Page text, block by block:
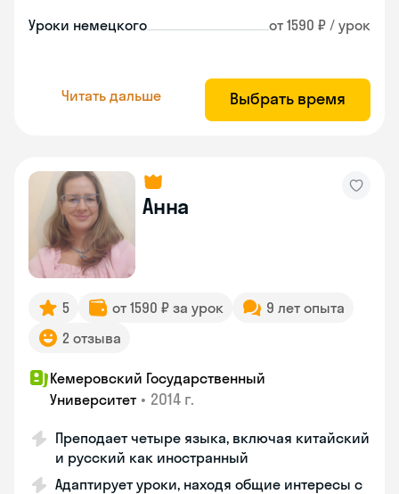
Уроки немецкого от 1590 ₽ / урок
Читать дальше Выбрать время
Анна
5 от 1590 ₽ за урок
9 лет опыта
2 отзыва
Кемеровский Государственный
Университет • 2014 г.
Преподает четыре языка, включая китайский
и русский как иностранный
Адаптирует уроки, находя общие интересы с